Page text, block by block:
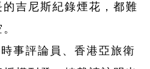
吉尼斯紀錄煙花，都難
時事評論員、香港亞旅衛